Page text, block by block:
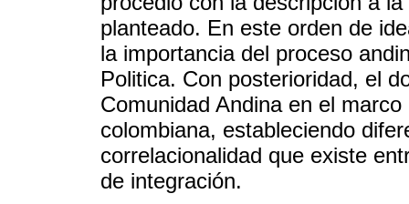
planteado. En este orden de
la importancia del proceso
Politica. Con posterioridad, el
Comunidad Andina en el
colombiana, estableciendo
correlacionalidad que existe
de integración.